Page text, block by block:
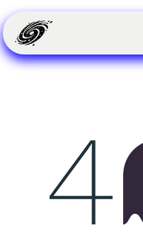
Se rendre au contenu